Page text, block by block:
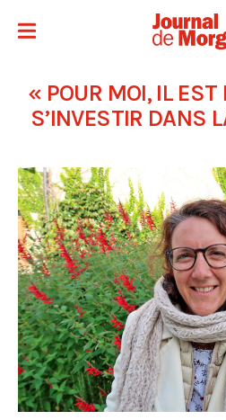
« POUR MOI, IL
S’INVESTIR DANS